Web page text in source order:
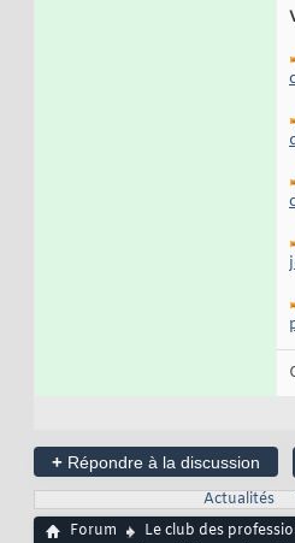
+ Répondre à la discussion
Actualités
Forum
Le club des